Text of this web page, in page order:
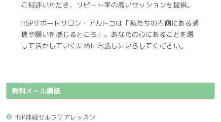
ご好評いただき、リピート率の高いセッションを提供。
HSPサポートサロン・アルトコは「私たちの内側にある感
情や願いを感じるところ」。あなたの心にあることを癒
して活かしていくためにお話しにいらしてください。
無料メール講座
HSP神経セルフケアレッスン